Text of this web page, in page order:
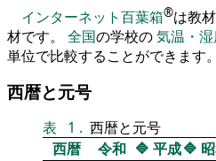
インターネット百葉箱®は教
材です。 全国の学校の気温・
単位で比較することができます。
西暦と元号
表 1 . 西暦と元号
西暦
令和 🔷 平成🔷